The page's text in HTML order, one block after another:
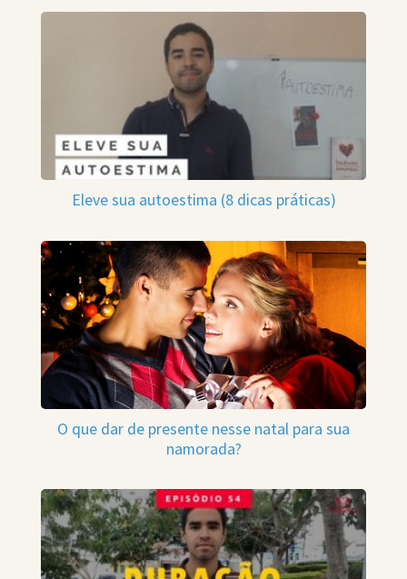
Eleve sua autoestima (8 dicas práticas)
O que dar de presente nesse natal para sua
namorada?